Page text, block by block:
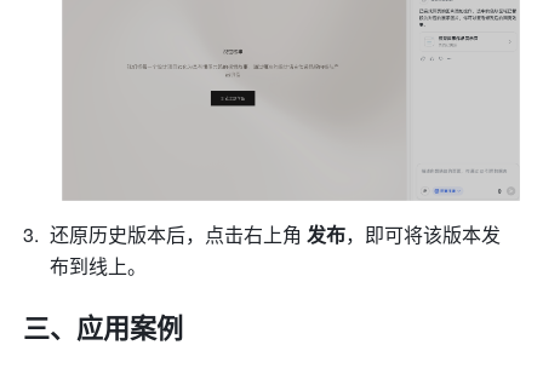
还原历史版本后，点击右上角 发布，即可将该版本发
布到线上。
三、应用案例